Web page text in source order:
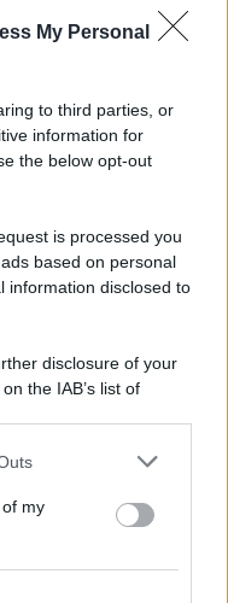
My Personal
to third parties, or
information for
the below opt-out
is processed you
based on personal
information disclosed to
disclosure of your
the IAB’s list of
by us to third parties
my
- Testata
N. 8/2020 - RG N.
ALL’ANSO
ONLINE)